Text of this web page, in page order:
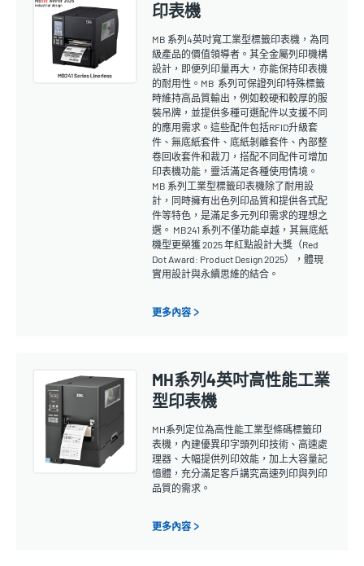
印表機
MB 系列4英吋寬工業型標籤印表機，為同
級產品的價值領導者。其全金屬列印機構
設計，即便列印量再大，亦能保持印表機
的耐用性。MB 系列可保證列印特殊標籤
時維持高品質輸出，例如較硬和較厚的服
裝吊牌，並提供多種可選配件以支援不同
的應用需求。這些配件包括RFID升級套
件、無底紙套件、底紙剝離套件、內部整
卷回收套件和裁刀，搭配不同配件可增加
印表機功能，靈活滿足各種使用情境。
MB 系列工業型標籤印表機除了耐用設
計，同時擁有出色列印品質和提供各式配
件等特色，是滿足多元列印需求的理想之
選。 MB241 系列不僅功能卓越，其無底紙
機型更榮獲 2025 年紅點設計大獎（Red
Dot Award: Product Design 2025），體現
實用設計與永續思維的結合。
更多內容 >
MH系列4英吋高性能工業
型印表機
MH系列定位為高性能工業型條碼標籤印
表機，內建優異印字頭列印技術、高速處
理器、大幅提供列印效能，加上大容量記
憶體，充分滿足客戶講究高速列印與列印
品質的需求。
更多內容 >